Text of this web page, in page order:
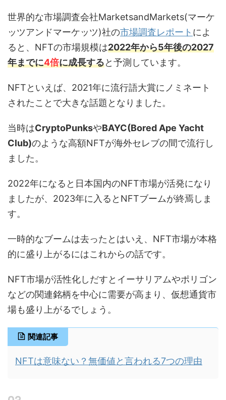
世界的な市場調査会社MarketsandMarkets(マーケ
ッツアンドマーケッツ)社の市場調査レポート によ
ると、NFTの市場規模は2022年から5年後の2027
年までに4倍に成長すると予測しています。
NFTといえば、2021年に流行語大賞にノミネート
されたことで大きな話題となりました。
当時はCryptoPunksやBAYC(Bored Ape Yacht
Club)のような高額NFTが海外セレブの間で流行し
ました。
2022年になると日本国内のNFT市場が活発になり
ましたが、2023年に入るとNFTブームが終焉しま
す。
一時的なブームは去ったとはいえ、NFT市場が本格
的に盛り上がるにはこれからの話です。
NFT市場が活性化しだすとイーサリアムやポリゴン
などの関連銘柄を中心に需要が高まり、仮想通貨市
場も盛り上がるでしょう。
関連記事
NFTは意味ない？無価値と言われる7つの理由